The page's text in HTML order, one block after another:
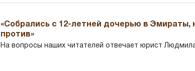
«Собрались с 12-летней дочерью в
против»
На вопросы наших читателей отвечает юрист